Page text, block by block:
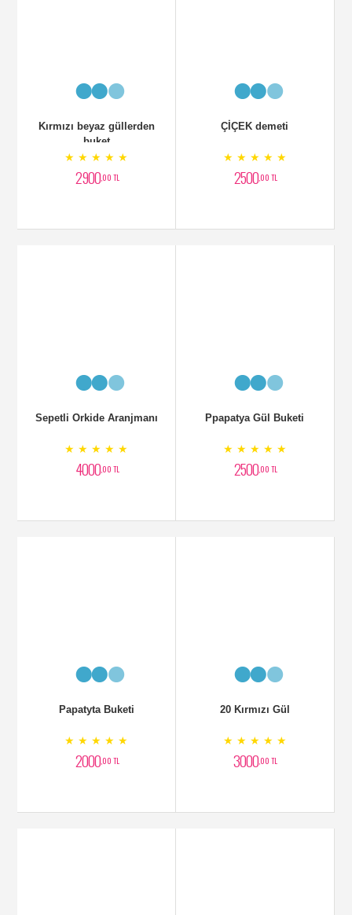
Kırmızı beyaz güllerden
buket
★ ★ ★ ★ ★
2900,00 TL
ÇİÇEK demeti
★ ★ ★ ★ ★
2500,00 TL
Sepetli Orkide Aranjmanı
★ ★ ★ ★ ★
4000,00 TL
Ppapatya Gül Buketi
★ ★ ★ ★ ★
2500,00 TL
Papatyta Buketi
★ ★ ★ ★ ★
2000,00 TL
20 Kırmızı Gül
★ ★ ★ ★ ★
3000,00 TL